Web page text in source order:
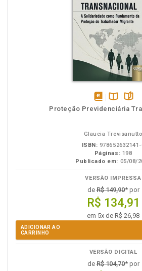
disponívelDisponível
Proteção Previdenciária
Glaucia Trevisanutto
ISBN:
Páginas: 198
Publicado em: 05/08/
VERSÃO IMPRESSA
deR$ 149,90* por
R$ 134,91
em 5x de R$ 26,98
ADICIONAR AO
CARRINHO
VERSÃO DIGITAL
deR$ 104,70* por